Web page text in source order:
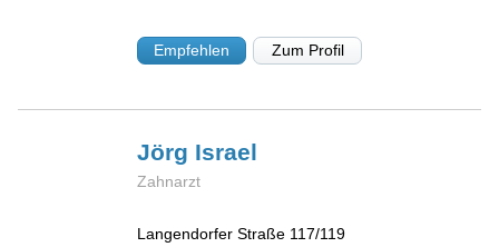
Empfehlen Zum Profil
Jörg Israel
Zahnarzt
Langendorfer Straße 117/119